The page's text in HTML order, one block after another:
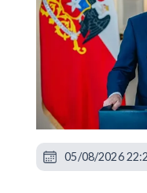
05/08/2026